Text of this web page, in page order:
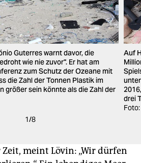
Guterres warnt davor, die
wie nie zuvor". Er hat am
zum Schutz der Ozeane mit
die Zahl der Tonnen Plastik im
größer sein könnte als die Zahl der
Auf
drei
1/8
Zeit, meint Lövin: „Wir dürfen